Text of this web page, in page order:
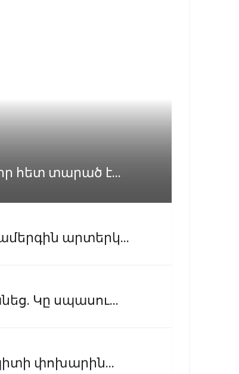
հետ տարած է...
արտերկ...
Կը սպասու...
փոխարին...